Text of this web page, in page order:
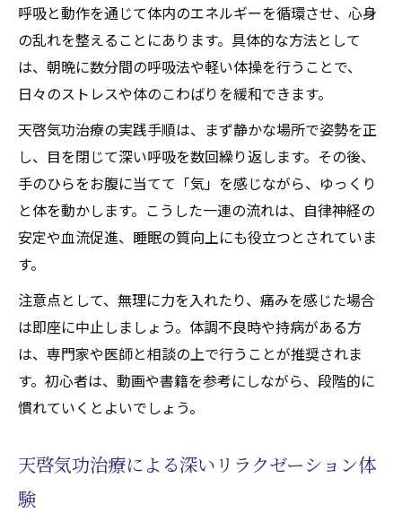
呼吸と動作を通じて体内のエネルギーを循環させ、心身
の乱れを整えることにあります。具体的な方法として
は、朝晩に数分間の呼吸法や軽い体操を行うことで、
日々のストレスや体のこわばりを緩和できます。
天啓気功治療の実践手順は、まず静かな場所で姿勢を正
し、目を閉じて深い呼吸を数回繰り返します。その後、
手のひらをお腹に当てて「気」を感じながら、ゆっくり
と体を動かします。こうした一連の流れは、自律神経の
安定や血流促進、睡眠の質向上にも役立つとされていま
す。
注意点として、無理に力を入れたり、痛みを感じた場合
は即座に中止しましょう。体調不良時や持病がある方
は、専門家や医師と相談の上で行うことが推奨されま
す。初心者は、動画や書籍を参考にしながら、段階的に
慣れていくとよいでしょう。
天啓気功治療による深いリラクゼーション体
験